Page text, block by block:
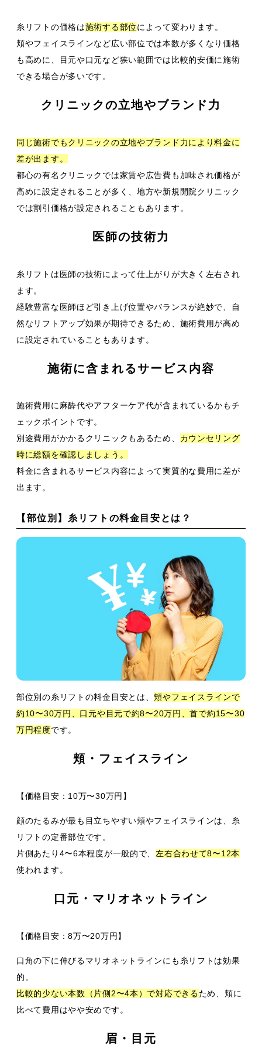
糸リフトの価格は施術する部位によって変わります。
頬やフェイスラインなど広い部位では本数が多くなり価格
も高めに、目元や口元など狭い範囲では比較的安価に施術
できる場合が多いです。
クリニックの立地やブランド力
同じ施術でもクリニックの立地やブランド力により料金に
差が出ます。
都心の有名クリニックでは家賃や広告費も加味され価格が
高めに設定されることが多く、地方や新規開院クリニック
では割引価格が設定されることもあります。
医師の技術力
糸リフトは医師の技術によって仕上がりが大きく左右され
ます。
経験豊富な医師ほど引き上げ位置やバランスが絶妙で、自
然なリフトアップ効果が期待できるため、施術費用が高め
に設定されていることもあります。
施術に含まれるサービス内容
施術費用に麻酔代やアフターケア代が含まれているかもチ
ェックポイントです。
別途費用がかかるクリニックもあるため、 カウンセリング
時に総額を確認しましょう。
料金に含まれるサービス内容によって実質的な費用に差が
出ます。
【部位別】糸リフトの料金目安とは？
部位別の糸リフトの料金目安とは、頬やフェイスラインで
約10〜30万円、口元や目元で約8〜20万円、首で約15〜30
万円程度です。
頬・フェイスライン
【価格目安：10万〜30万円】
顔のたるみが最も目立ちやすい頬やフェイスラインは、糸
リフトの定番部位です。
片側あたり4〜6本程度が一般的で、左右合わせて8〜12本
使われます。
口元・マリオネットライン
【価格目安：8万〜20万円】
口角の下に伸びるマリオネットラインにも糸リフトは効果
的。
比較的少ない本数（片側2〜4本）で対応できるため、頬に
比べて費用はやや安めです。
眉・目元